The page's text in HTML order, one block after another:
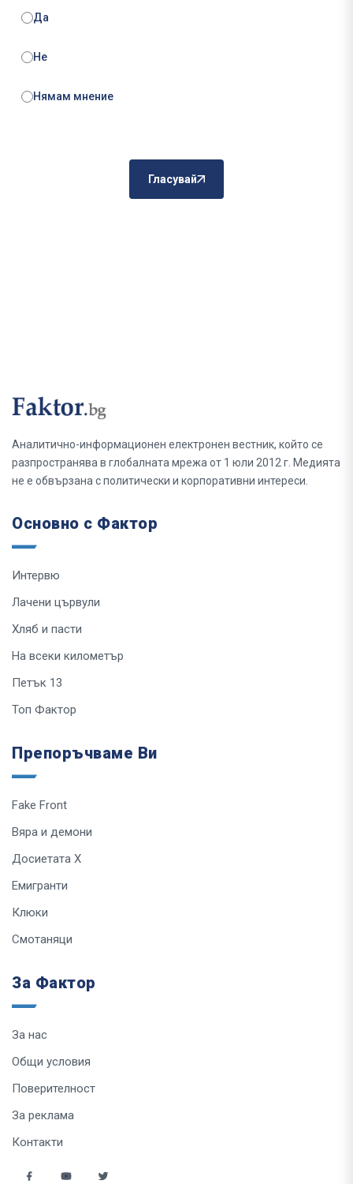
Да
Не
Нямам мнение
Гласувай
Аналитично-информационен електронен вестник, който се
разпространява в глобалната мрежа от 1 юли 2012 г. Медията
не е обвързана с политически и корпоративни интереси.
Основно с Фактор
Интервю
Лачени цървули
Хляб и пасти
На всеки километър
Петък 13
Топ Фактор
Препоръчваме Ви
Fake Front
Вяра и демони
Досиетата Х
Емигранти
Клюки
Смотаняци
За Фактор
За нас
Общи условия
Поверителност
За реклама
Контакти